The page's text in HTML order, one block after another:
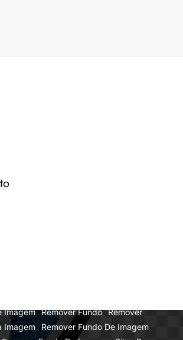
imagem
Imagem,Remover Fundo,Remover
Imagem, Remover Fundo De Imagem,